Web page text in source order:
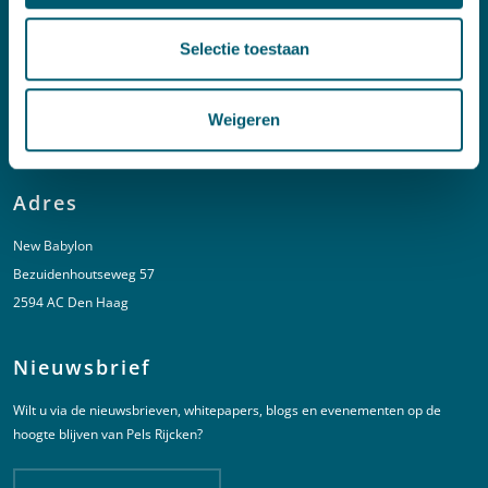
Selectie toestaan
Weigeren
Adres
New Babylon
Bezuidenhoutseweg 57
2594 AC Den Haag
Nieuwsbrief
Wilt u via de nieuwsbrieven, whitepapers, blogs en evenementen op de
hoogte blijven van Pels Rijcken?